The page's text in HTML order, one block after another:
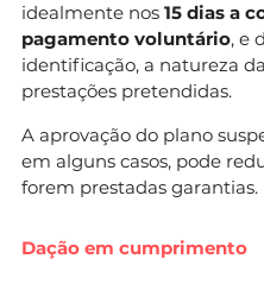
idealmente nos 15 dias a
pagamento voluntário, e
identificação, a natureza
prestações pretendidas.
A aprovação do plano
em alguns casos, pode
forem prestadas garantias.
Dação em cumprimento